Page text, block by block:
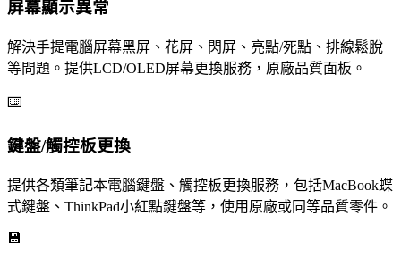
屏幕顯示異常
解決手提電腦屏幕黑屏、花屏、閃屏、亮點/死點、排線鬆脫
等問題。提供LCD/OLED屏幕更換服務，原廠品質面板。
⌨️
鍵盤/觸控板更換
提供各類筆記本電腦鍵盤、觸控板更換服務，包括MacBook蝶
式鍵盤、ThinkPad小紅點鍵盤等，使用原廠或同等品質零件。
💾